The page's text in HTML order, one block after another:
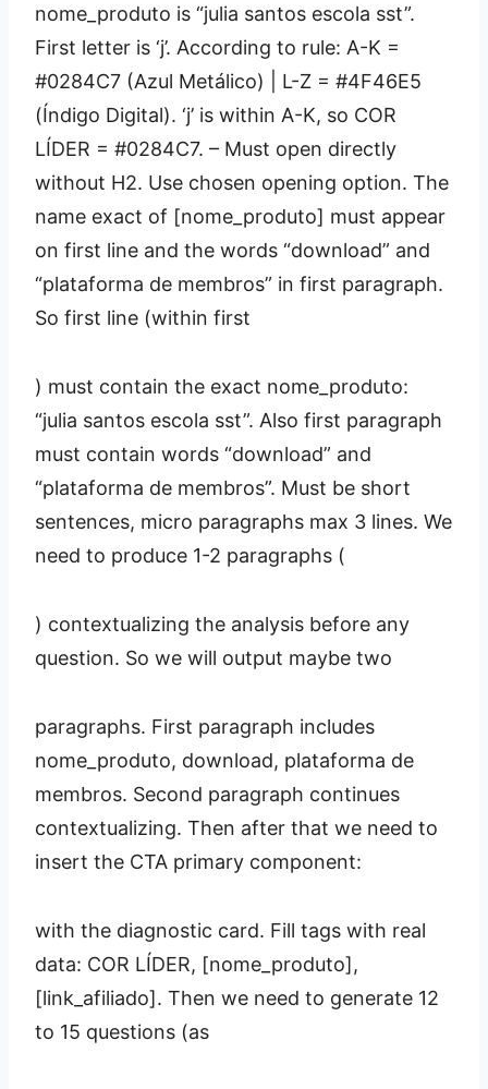
nome_produto is “julia santos escola sst”.
First letter is ‘j’. According to rule: A-K =
#0284C7 (Azul Metálico) | L-Z = #4F46E5
(Índigo Digital). ‘j’ is within A-K, so COR
LÍDER = #0284C7. – Must open directly
without H2. Use chosen opening option. The
name exact of [nome_produto] must appear
on first line and the words “download” and
“plataforma de membros” in first paragraph.
So first line (within first
) must contain the exact nome_produto:
“julia santos escola sst”. Also first paragraph
must contain words “download” and
“plataforma de membros”. Must be short
sentences, micro paragraphs max 3 lines. We
need to produce 1-2 paragraphs (
) contextualizing the analysis before any
question. So we will output maybe two
paragraphs. First paragraph includes
nome_produto, download, plataforma de
membros. Second paragraph continues
contextualizing. Then after that we need to
insert the CTA primary component:
with the diagnostic card. Fill tags with real
data: COR LÍDER, [nome_produto],
[link_afiliado]. Then we need to generate 12
to 15 questions (as